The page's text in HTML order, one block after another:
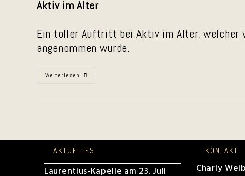
Aktiv im Alter
Ein toller Auftritt bei Aktiv im Alter, welcher
angenommen wurde.
Weiterlesen Aktiv
2026
AKTUELLES
Laurentius-Kapelle am 23. Juli
KONTAKT
Charly